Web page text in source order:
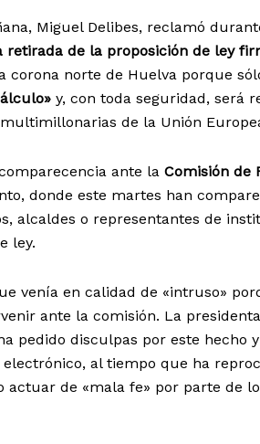
Miguel Delibes, reclamó
retirada de la proposición de ley
corona norte de Huelva porque
y, con toda seguridad, será
de la Unión
ante la Comisión de
donde este martes han
alcaldes o representantes de
ley.
venía en calidad de «intruso»
ante la comisión. La
pedido disculpas por este hecho
al tiempo que ha
actuar de «mala fe» por parte de